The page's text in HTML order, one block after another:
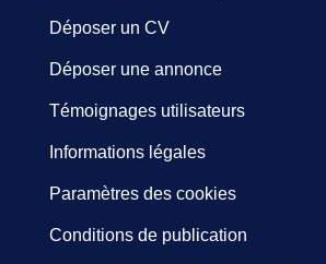
Déposer un CV
Déposer une annonce
Témoignages utilisateurs
Informations légales
Paramètres des cookies
Conditions de publication